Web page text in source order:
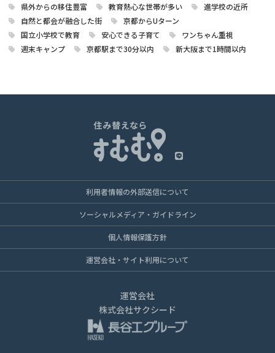
県外からの移住豊富
教育熱心な世帯が多い
進学校の近所
自然と都会が融合した街
京都からUターン
国立小学校で教育
安心できる子育て
ワンちゃん重視
週末キャンプ
京都駅まで30分以内 新大阪まで1時間以内
利用者情報の外部送信について
ソーシャルメディア・ガイドライン
個人情報保護方針
運営会社・サイト利用について
運営会社
株式会社サクシード